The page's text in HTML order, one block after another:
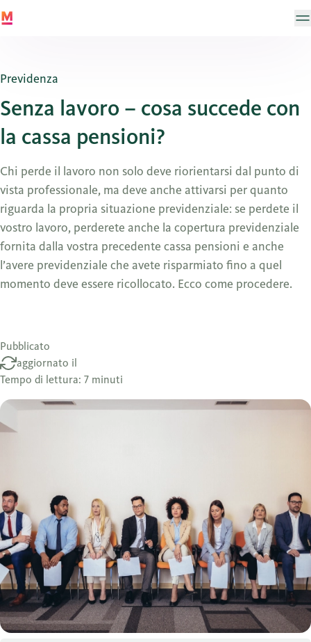
Previdenza
Senza lavoro – cosa succede con
la cassa pensioni?
Chi perde il lavoro non solo deve riorientarsi dal punto di
vista professionale, ma deve anche attivarsi per quanto
riguarda la propria situazione previdenziale: se perdete il
vostro lavoro, perderete anche la copertura previdenziale
fornita dalla vostra precedente cassa pensioni e anche
l’avere previdenziale che avete risparmiato fino a quel
momento deve essere ricollocato. Ecco come procedere.
Pubblicato
aggiornato il
Tempo di lettura: 7 minuti